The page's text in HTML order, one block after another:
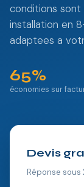
conditions
installation en
adaptees a
65%
économies sur
Devis
Réponse